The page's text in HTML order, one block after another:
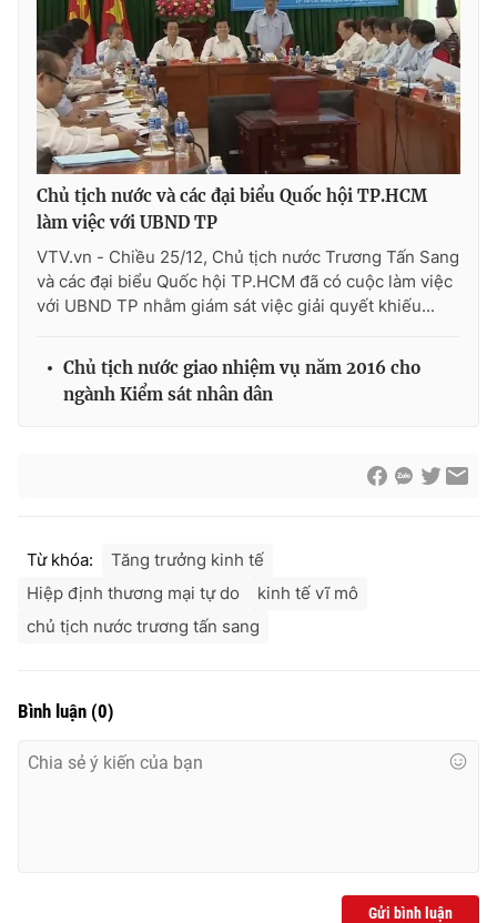
Chủ tịch nước và các đại biểu Quốc hội TP.HCM
làm việc với UBND TP
VTV.vn - Chiều 25/12, Chủ tịch nước Trương Tấn Sang
và các đại biểu Quốc hội TP.HCM đã có cuộc làm việc
với UBND TP nhằm giám sát việc giải quyết khiếu...
Chủ tịch nước giao nhiệm vụ năm 2016 cho
ngành Kiểm sát nhân dân
Từ khóa:
Tăng trưởng kinh tế
Hiệp định thương mại tự do
kinh tế vĩ mô
chủ tịch nước trương tấn sang
Bình luận (0)
Gửi bình luận